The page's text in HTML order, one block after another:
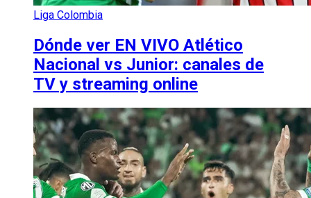
Liga Colombia
Dónde ver EN VIVO Atlético
Nacional vs Junior: canales de
TV y streaming online